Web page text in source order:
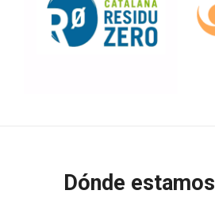
Dónde estamos